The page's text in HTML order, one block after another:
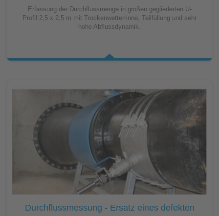
Erfassung der Durchflussmenge in großen gegliederten U-
Profil 2,5 x 2,5 m mit Trockenwetterrinne, Teilfüllung und sehr
hohe Abflussdynamik.
Durchflussmessung - Ersatz eines defekten